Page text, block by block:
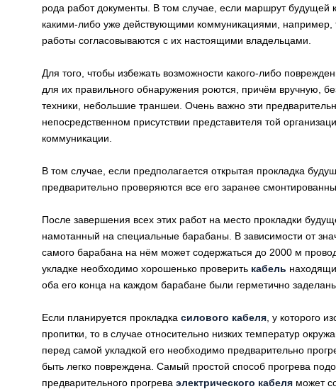
рода работ документы. В том случае, если маршрут будущей
какими-либо уже действующими коммуникациями, например,
работы согласовываются с их настоящими владельцами.
Для того, чтобы избежать возможности какого-либо
для их правильного обнаружения роются, причём вручную,
техники, небольшие траншеи. Очень важно эти
непосредственном присутствии представителя той
коммуникации.
В том случае, если предполагается открытая прокладка
предварительно проверяются все его заранее
После завершения всех этих работ на место прокладки
намотанный на специальные барабаны. В зависимости от
самого барабана на нём может содержаться до 2000 м
укладке необходимо хорошенько проверить кабель
оба его конца на каждом барабане были герметично
Если планируется прокладка силового кабеля , у которого
пропитки, то в случае относительно низких температур
перед самой укладкой его необходимо предварительно
быть легко повреждена. Самый простой способ прогрева
предварительного прогрева электрического кабеля может